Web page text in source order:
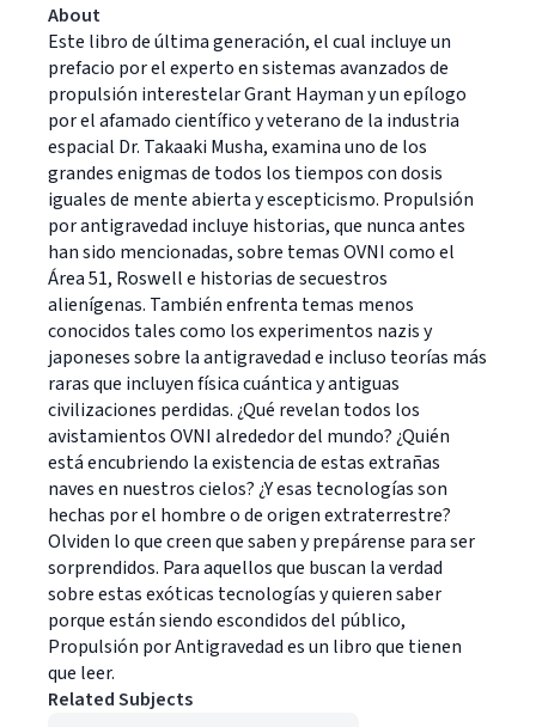
About
Este libro de última generación, el cual incluye un
prefacio por el experto en sistemas avanzados de
propulsión interestelar Grant Hayman y un epílogo
por el afamado científico y veterano de la industria
espacial Dr. Takaaki Musha, examina uno de los
grandes enigmas de todos los tiempos con dosis
iguales de mente abierta y escepticismo. Propulsión
por antigravedad incluye historias, que nunca antes
han sido mencionadas, sobre temas OVNI como el
Área 51, Roswell e historias de secuestros
alienígenas. También enfrenta temas menos
conocidos tales como los experimentos nazis y
japoneses sobre la antigravedad e incluso teorías más
raras que incluyen física cuántica y antiguas
civilizaciones perdidas. ¿Qué revelan todos los
avistamientos OVNI alrededor del mundo? ¿Quién
está encubriendo la existencia de estas extrañas
naves en nuestros cielos? ¿Y esas tecnologías son
hechas por el hombre o de origen extraterrestre?
Olviden lo que creen que saben y prepárense para ser
sorprendidos. Para aquellos que buscan la verdad
sobre estas exóticas tecnologías y quieren saber
porque están siendo escondidos del público,
Propulsión por Antigravedad es un libro que tienen
que leer.
Related Subjects